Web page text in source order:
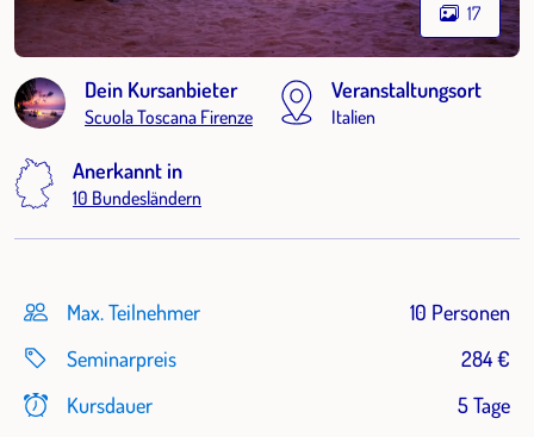
17
Dein Kursanbieter
Scuola Toscana Firenze
Veranstaltungsort
Italien
Anerkannt in
10 Bundesländern
Max. Teilnehmer
10 Personen
Seminarpreis
284 €
Kursdauer
5 Tage